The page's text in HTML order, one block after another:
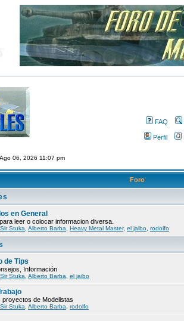
FAQ
Perfil
06, 2026 11:07 pm
Foro
en General
leer o colocar informacion diversa.
Sir Stuka Alberto Barba Heavy Metal Master, el jaibo rodolfo
de Tips
Información
Sir Stuka Alberto Barba el jaibo
proyectos de Modelistas
Sir Stuka Alberto Barba rodolfo